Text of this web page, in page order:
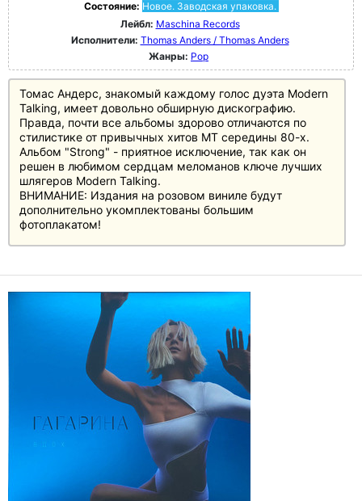
Состояние: Новое. Заводская упаковка.
Лейбл: Maschina Records
Исполнители: Thomas Anders / Thomas Anders
Жанры: Pop
Томас Андерс, знакомый каждому голос дуэта Modern
Talking, имеет довольно обширную дискографию.
Правда, почти все альбомы здорово отличаются по
стилистике от привычных хитов МТ середины 80-х.
Альбом "Strong" - приятное исключение, так как он
решен в любимом сердцам меломанов ключе лучших
шлягеров Modern Talking.
ВНИМАНИЕ: Издания на розовом виниле будут
дополнительно укомплектованы большим
фотоплакатом!